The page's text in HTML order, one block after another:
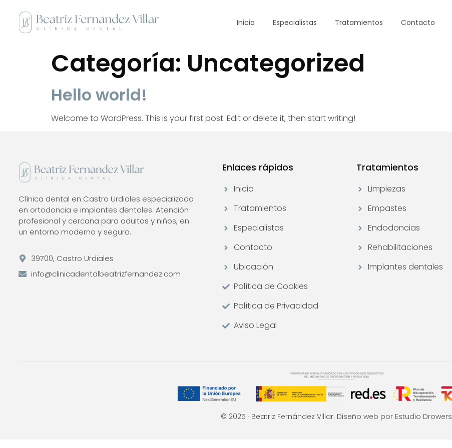
Inicio Especialistas Tratamientos Contacto
Categoría: Uncategorized
Hello world!
Welcome to WordPress. This is your first post. Edit or delete it, then start writing!
Clínica dental en Castro Urdiales especializada
en ortodoncia e implantes dentales. Atención
profesional y cercana para adultos y niños, en
un entorno moderno y seguro.
39700, Castro Urdiales
info@clinicadentalbeatrizfernandez.com
Enlaces rápidos
Inicio
Tratamientos
Especialistas
Contacto
Ubicación
Política de Cookies
Política de Privacidad
Aviso Legal
Tratamientos
Limpiezas
Empastes
Endodoncias
Rehabilitaciones
Implantes dentales
© 2025 · Beatriz Fernández Villar. Diseño web por Estudio Drowers